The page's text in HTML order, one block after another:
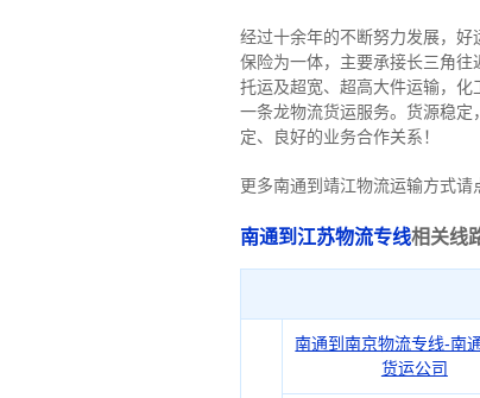
经过十余年的不断努力发展，
保险为一体，主要承接长三角
托运及超宽、超高大件运输，
一条龙物流货运服务。货源稳
定、良好的业务合作关系！
更多南通到靖江物流运输方式
南通到江苏物流专线相关线
南通到南京物流专线-南
货运公司